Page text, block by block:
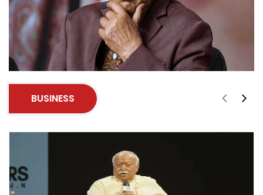
BUSINESS